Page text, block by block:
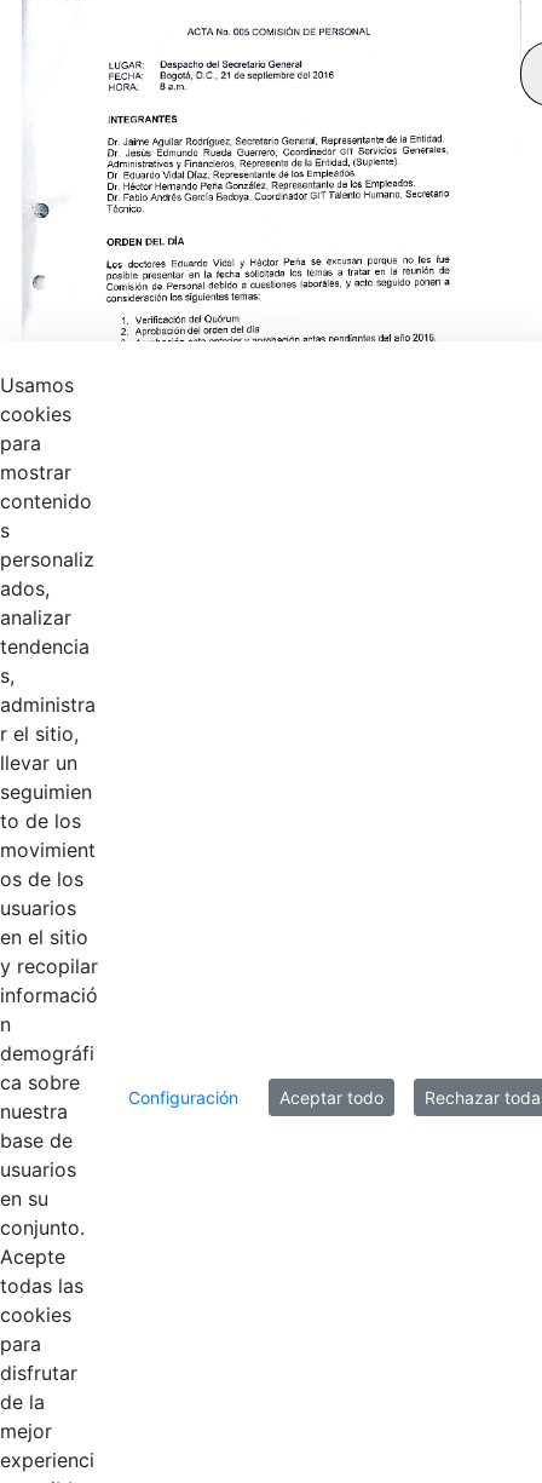
Productos
AÑADIR COMENTARIOS
Usamos
cookies
para
mostrar
contenido
s
personaliz
ados,
analizar
tendencia
s,
administra
r el sitio,
llevar un
seguimien
to de los
movimient
os de los
usuarios
en el sitio
y recopilar
informació
n
demográfi
ca sobre
nuestra
base de
usuarios
en su
conjunto.
Acepte
todas las
cookies
para
disfrutar
de la
mejor
experienci
Configuración Aceptar todo Rechazar